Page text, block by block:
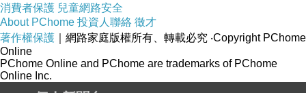
消費者保護 兒童網路安全
About PChome 投資人聯絡 徵才
著作權保護 ｜網路家庭版權所有、轉載必究 ‧Copyright PChome
Online
PChome Online and PChome are trademarks of PChome
Online Inc.